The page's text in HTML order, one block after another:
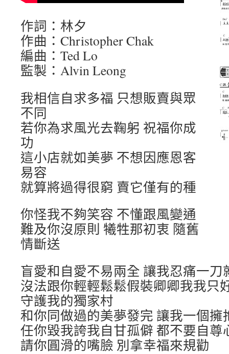
作詞：林夕
作曲：Christopher Chak
編曲：Ted Lo
監製：Alvin Leong
我相信自求多福 只想販賣與眾
不同
若你為求風光去鞠躬 祝福你成
功
這小店就如美夢 不想因應恩客
易容
就算將過得很窮 賣它僅有的種
你怪我不夠笑容 不懂跟風變通
難及你沒原則 犧牲那初衷 隨舊
情斷送
盲愛和自愛不易兩全 讓我忍痛一刀
沒法跟你輕輕鬆鬆假裝卿卿我我只
守護我的獨家村
和你同做過的美夢發完 讓我一個擁
任你毀我誇我自甘孤僻 都不要自尊
請你圓滑的嘴臉 別拿幸福來規勸